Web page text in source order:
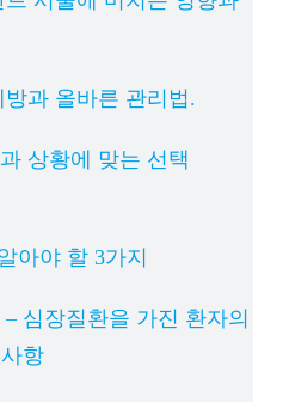
과 올바른 관리법.
상황에 맞는 선택
아야 할 3가지
심장질환을 가진 환자의
항